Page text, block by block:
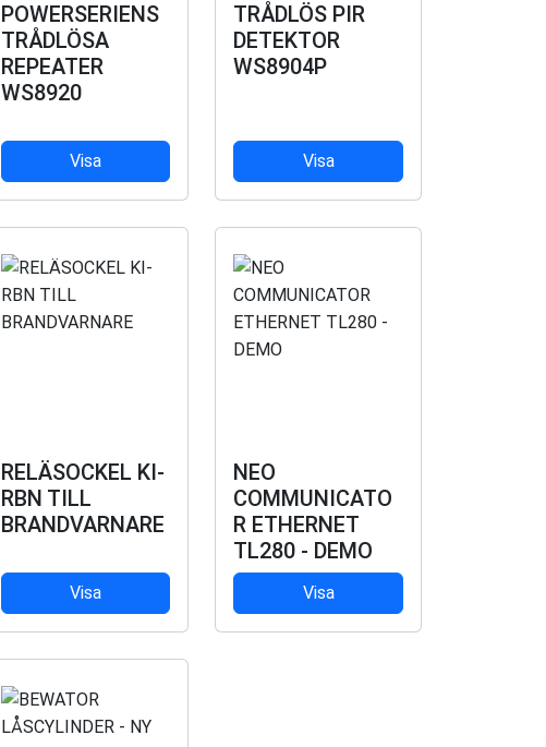
POWERSERIENS
TRÅDLÖSA
REPEATER
WS8920
Visa
TRÅDLÖS PIR
DETEKTOR
WS8904P
Visa
RELÄSOCKEL KI-
RBN TILL
BRANDVARNARE
Visa
NEO
COMMUNICATO
R ETHERNET
TL280 - DEMO
Visa